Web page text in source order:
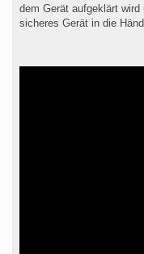
dem Gerät aufgeklärt
sicheres Gerät in die